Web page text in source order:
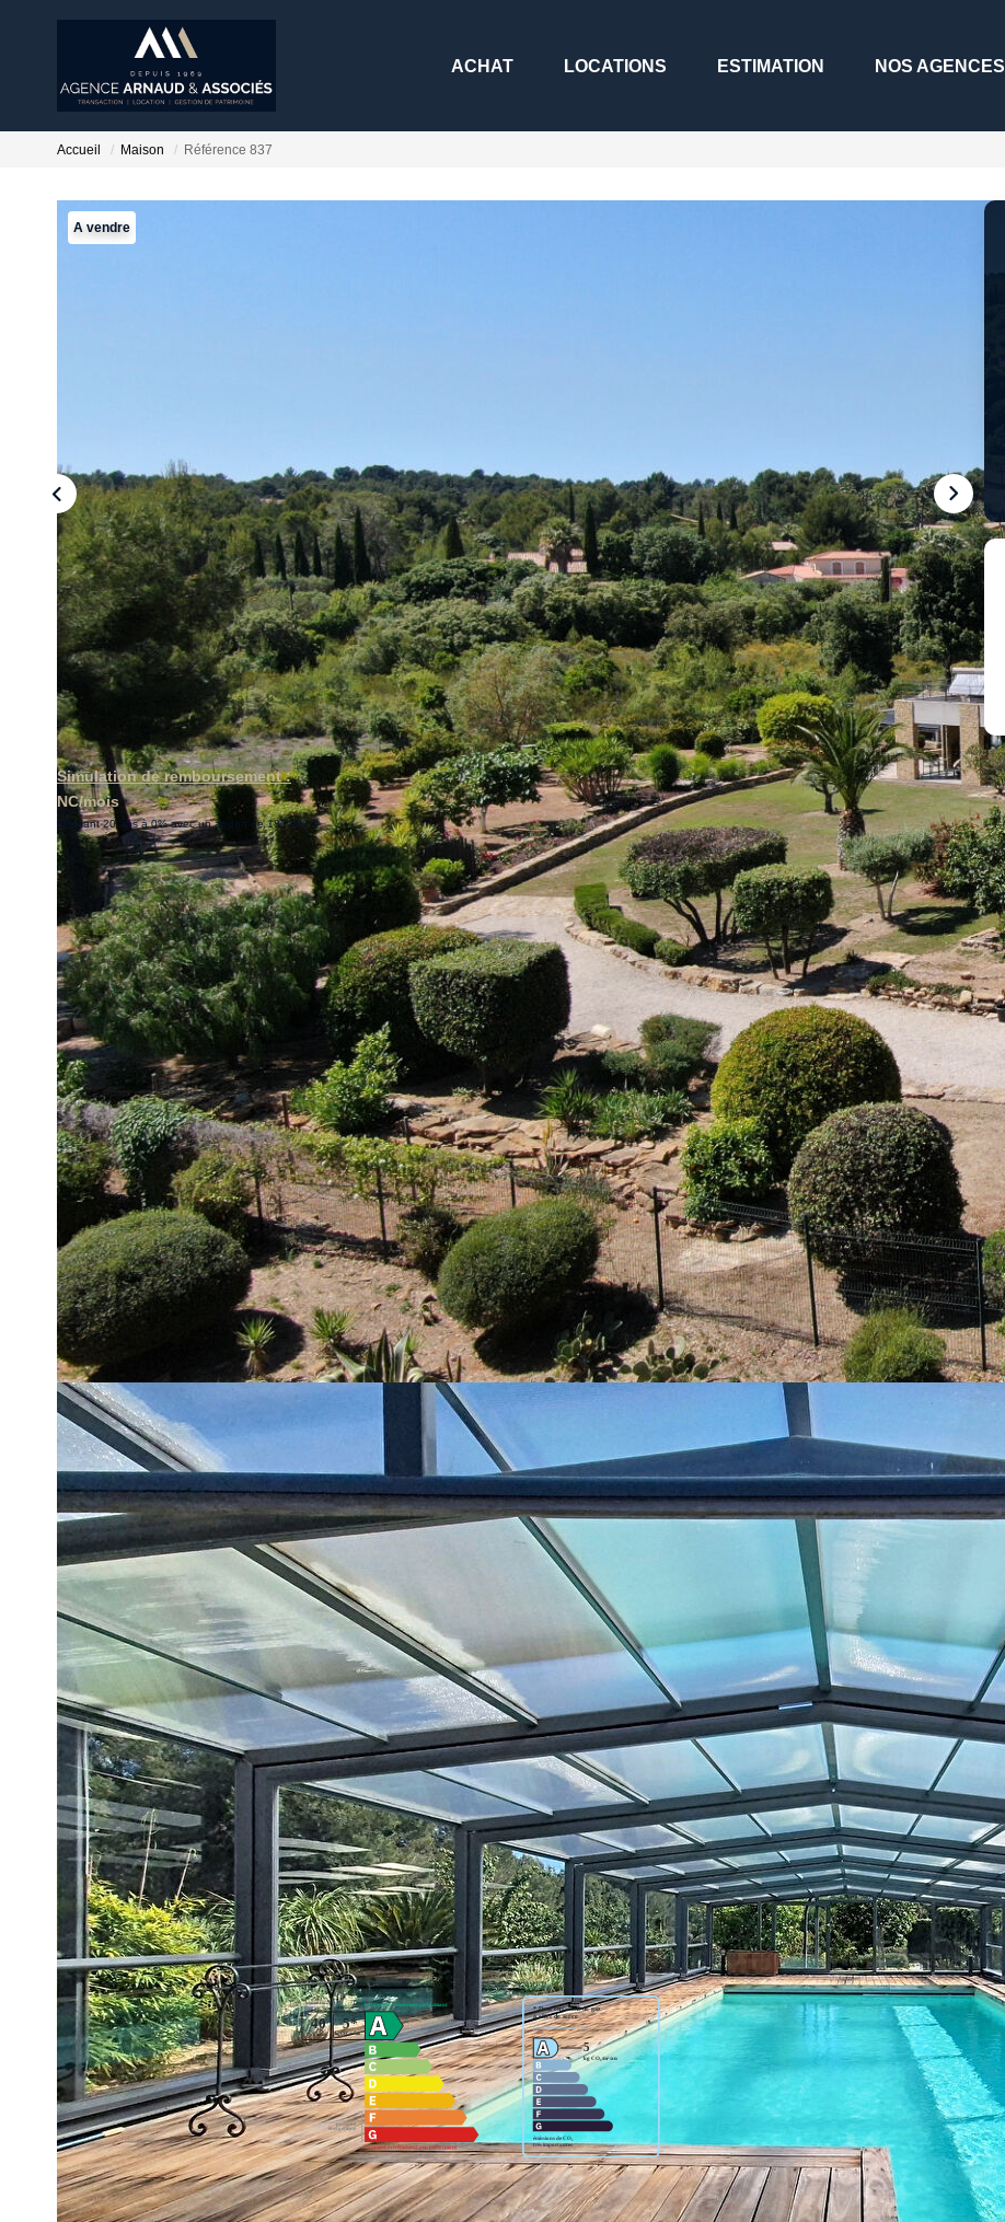
ACHAT LOCATIONS ESTIMATION NOS AGENCES
Accueil Maison Référence 837
A vendre
Simulation de remboursement :
NC/mois
pendant 20 ans à 0% avec un apport de 180 000 €
Description
Réf : 837
Dans un environnement privilégié, au coeur d'un magnifique terrain paysager de 5 020 m² agrémenté de nombreuses
essences méditerranéennes et d'oliviers, cette somptueuse villa aux prestations irréprochables offre un cadre de vie rare et
exclusif, à seulement 15 minutes de la mer.
Dès l'entrée, le charme opère immédiatement grâce à un hall majestueux bénéficiant d'une hauteur sous plafond de plus de 5
mètres, apportant volume et luminosité exceptionnels.
Le vaste salon-séjour de 50 m², baigné de lumière grâce à de larges baies vitrées, s'ouvre harmonieusement sur les
extérieurs. Une élégante cheminée traversante vient sublimer cet espace de réception raffiné et chaleureux. La cuisine
indépendante de 17 m² ainsi que la salle à manger permettent un accès direct aux terrasses et à l'espace piscine.
À l'extérieur, la propriété dévoile une superbe piscine traditionnelle chauffée de 10 x 5 mètres, équipée d'un abri modulable
pouvant être découvert selon les envies afin de profiter pleinement des beaux jours tout au long de l'année.
L'espace nuit de l'habitation principale se compose de quatre chambres disposant chacune de leur propre douche et lavabo,
ainsi que d'une magnifique suite parentale de 37 m² ouvrant sur une terrasse privative surplombant la propriété et son
environnement verdoyant.
Pensée pour un confort absolu, la villa bénéficie d'un système de chauffage et de rafraîchissement par le sol complété par la
climatisation, l'ensemble étant alimenté en partie grâce à des panneaux photovoltaïques.
Les prestations annexes viennent parfaire ce bien d'exception avec une cuisine d'été de 17 m², un garage de plus de 120 m²,
une cave ainsi qu'un atelier.
Idéale pour recevoir famille et amis ou développer une activité de location saisonnière, la propriété dispose également d'une
maison indépendante de 40 m² avec son propre accès, sa piscine privative et deux chambres.
Rare sur le marché, cette propriété allie élégance, confort moderne et douceur de vivre provençale dans l'un des secteurs les
plus recherchés du Var.
Un bien unique où il ne reste plus qu'à s'installer et profiter pleinement d'un environnement exceptionnel.
Pour plus d'informations ou organiser une visite, contactez sans plus attendre l'agence Arnaud et Associés au 04 94 26 28 96.
** €1 800 000 honoraires inclus €1 730 000 hors honoraires|Honoraires : 4.05% TTC à la charge de l'acquéreur
Diagnostics énergétiques
Montant estimé des dépenses annuelles d'énergie pour un usage standard entre 850€ et 1150€. indexées aux années
2021,2022 et 2023 (abonnement compris).